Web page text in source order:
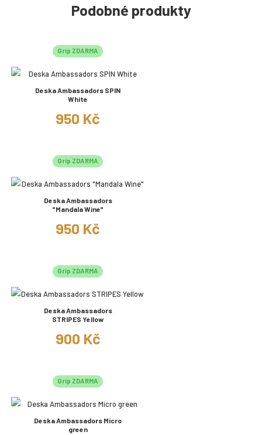
Podobné produkty
Grip ZDARMA
Deska Ambassadors SPIN
White
950 Kč
Grip ZDARMA
Deska Ambassadors
"Mandala Wine"
950 Kč
Grip ZDARMA
Deska Ambassadors
STRIPES Yellow
900 Kč
Grip ZDARMA
Deska Ambassadors Micro
green